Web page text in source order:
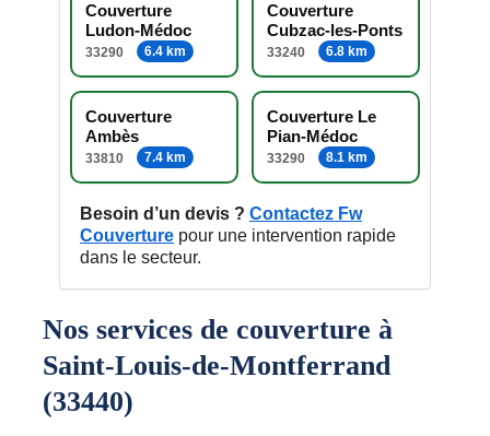
Couverture
Ludon-Médoc
33290 6.4 km
Couverture
Cubzac-les-Ponts
33240 6.8 km
Couverture
Ambès
33810 7.4 km
Couverture Le
Pian-Médoc
33290 8.1 km
Besoin d’un devis ? Contactez Fw
Couverture pour une intervention rapide
dans le secteur.
Nos services de couverture à
Saint-Louis-de-Montferrand
(33440)